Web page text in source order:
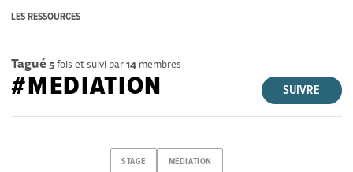
LES RESSOURCES
Tagué 5fois et suivi par14 membres
SUIVRE
#MEDIATION
STAGE MEDIATION